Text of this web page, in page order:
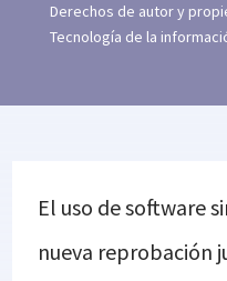
Derechos de autor y
Tecnología de la
El uso de software
nueva reprobación